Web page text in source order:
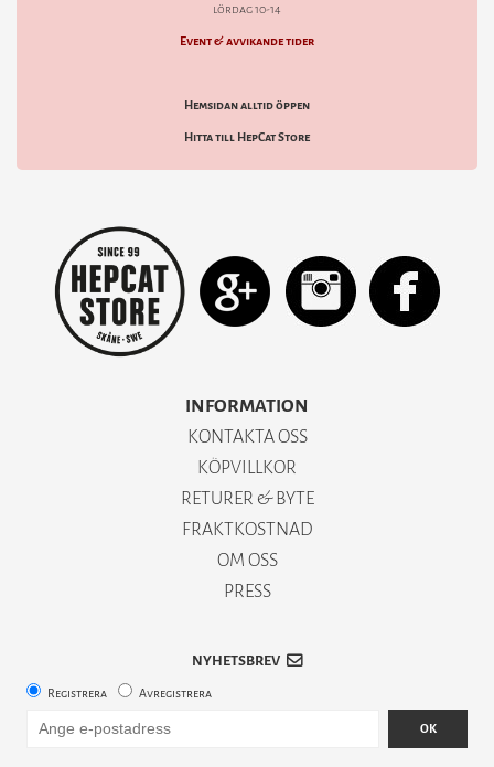
lördag 10-14
Event & avvikande tider
Hemsidan alltid öppen
Hitta till HepCat Store
INFORMATION
KONTAKTA OSS
KÖPVILLKOR
RETURER & BYTE
FRAKTKOSTNAD
OM OSS
PRESS
NYHETSBREV
Registrera Avregistrera
OK